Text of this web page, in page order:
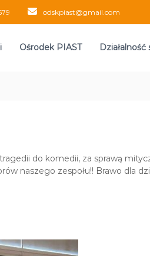
odskpiast@gmail.com
Ośrodek PIAST Działalność
do komedii, za sprawą
naszego zespołu!! Brawo dla